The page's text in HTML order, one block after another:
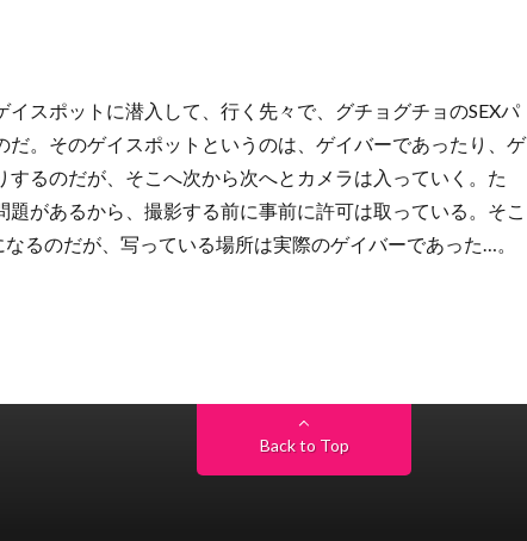
スポットに潜入して、行く先々で、グチョグチョのSEXパ
。そのゲイスポットというのは、ゲイバーであったり、ゲ
るのだが、そこへ次から次へとカメラは入っていく。た
があるから、撮影する前に事前に許可は取っている。そこ
るのだが、写っている場所は実際のゲイバーであった…。
Back to Top